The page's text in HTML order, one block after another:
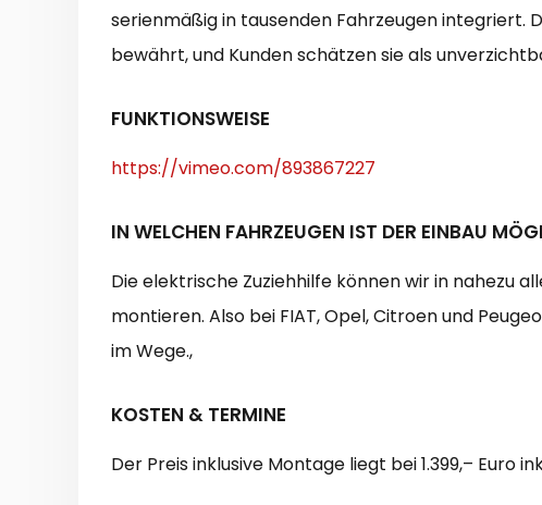
serienmäßig in tausenden Fahrzeugen integriert.
bewährt, und Kunden schätzen sie als
FUNKTIONSWEISE
https://vimeo.com/893867227
IN WELCHEN FAHRZEUGEN IST DER EINBAU
Die elektrische Zuziehhilfe können wir in nahezu
montieren. Also bei FIAT, Opel, Citroen und
im Wege.,
KOSTEN & TERMINE
Der Preis inklusive Montage liegt bei 1.399,– Euro